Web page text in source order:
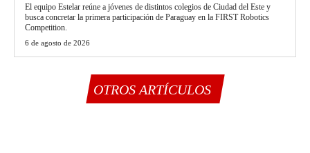
El equipo Estelar reúne a jóvenes de distintos colegios de Ciudad del Este y
busca concretar la primera participación de Paraguay en la FIRST Robotics
Competition.
6 de agosto de 2026
OTROS ARTÍCULOS